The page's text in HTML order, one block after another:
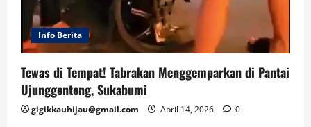
Info Berita
Tewas di Tempat! Tabrakan Menggemparkan di Pantai
Ujunggenteng, Sukabumi
gigikkauhijau@gmail.com April 14, 2026 0